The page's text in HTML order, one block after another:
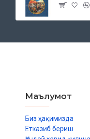
Ikkinchi qism
O'n birinchi bob.
O'n to'qqizinchi bob.
Ikkinchi kitob
KONIGIL
Маълумот
Биз ҳақимизда
Етказиб бериш